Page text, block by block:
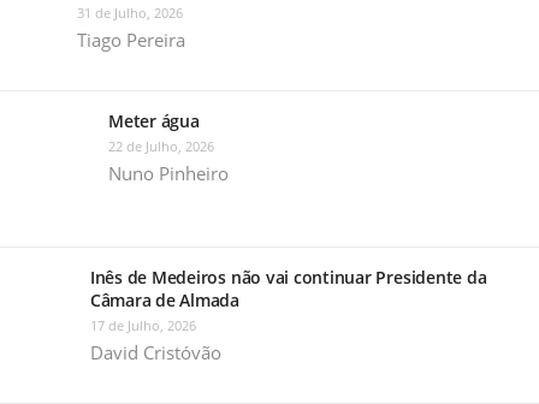
31 de Julho, 2026
Tiago Pereira
Meter água
22 de Julho, 2026
Nuno Pinheiro
Inês de Medeiros não vai continuar Presidente da
Câmara de Almada
17 de Julho, 2026
David Cristóvão